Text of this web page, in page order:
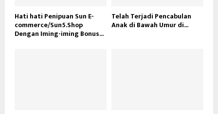
Hati hati Penipuan Sun E-
commerce/Sun5.Shop
Dengan Iming-iming Bonus...
Telah Terjadi Pencabulan
Anak di Bawah Umur di...